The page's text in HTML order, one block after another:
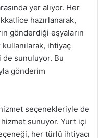
yer alıyor. Her
hazırlanarak,
gönderdiği eşyaların
ihtiyaç
sunuluyor. Bu
gönderim
seçenekleriyle de
sunuyor. Yurt içi
her türlü ihtiyacı